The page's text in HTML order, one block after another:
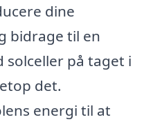
dine
bidrage til en
på taget i
det.
energi til at